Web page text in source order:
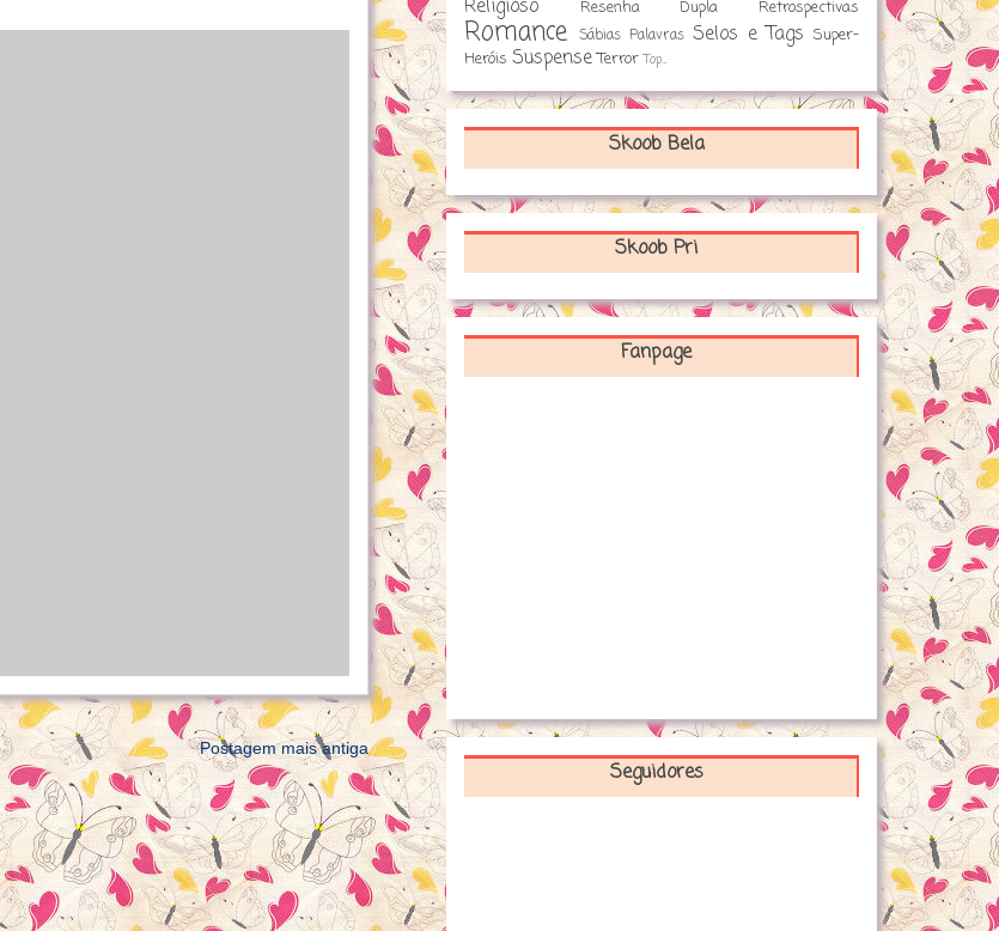
Postagem mais antiga
Religioso Resenha Dupla Retrospectivas
Romance Sábias Palavras Selos e Tags Super-
Heróis Suspense Terror Top...
Skoob Bela
Skoob Pri
Fanpage
Seguidores